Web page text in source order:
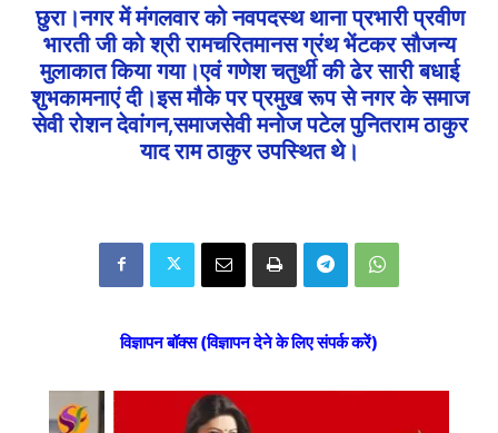
छुरा।नगर में मंगलवार को नवपदस्थ थाना प्रभारी प्रवीण
भारती जी को श्री रामचरितमानस ग्रंथ भेंटकर सौजन्य
मुलाकात किया गया।एवं गणेश चतुर्थी की ढेर सारी बधाई
शुभकामनाएं दी।इस मौके पर प्रमुख रूप से नगर के समाज
सेवी रोशन देवांगन,समाजसेवी मनोज पटेल पुनितराम ठाकुर
याद राम ठाकुर उपस्थित थे।
विज्ञापन बॉक्स (विज्ञापन देने के लिए संपर्क करें)